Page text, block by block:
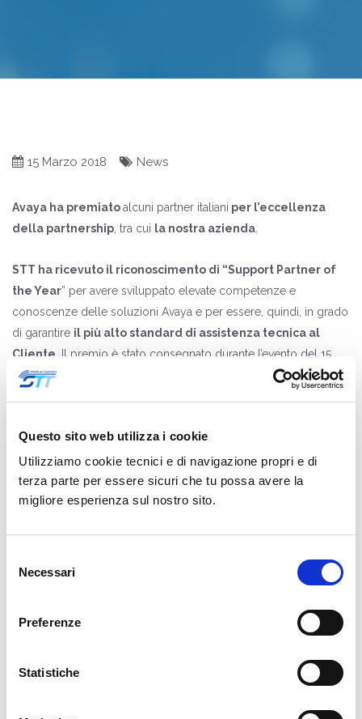
Questo sito web utilizza i cookie
Utilizziamo cookie tecnici e di navigazione propri e di
terza parte per essere sicuri che tu possa avere la
migliore esperienza sul nostro sito.
delNecessari
Preferenze
Statistiche
15 Marzo 2018 News
Avaya ha premiatoalcuni partner italiani per l’eccellenza
della partnership , tra cui la nostra azienda
STT ha ricevuto il riconoscimento di “Support Partner of
the Year” per avere sviluppato elevate competenze e
conoscenze delle soluzioni Avaya e per essere, quindi, in grado
di garantire il più alto standard di assistenza tecnica al
Cliente . Il premio è stato consegnato durante l’evento del 15
marzo presso l’Hotel Gallia di Milano; a riceverlo Andrea
Per leggerela rassegna stampa della premiazione
<< >>